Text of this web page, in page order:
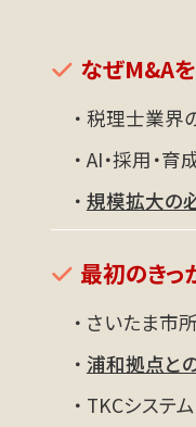
なぜM&A
・ 税理士業界
・ AI・採用・
・ 規模拡大の
最初のきっ
・ さいたま市
・ 浦和拠点と
・ TKCシステ